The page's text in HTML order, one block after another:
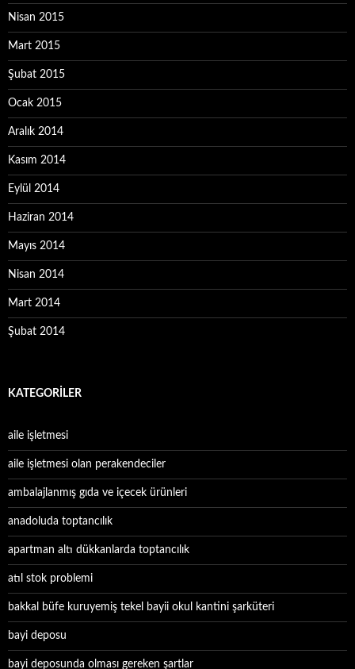
Nisan 2015
Mart 2015
Şubat 2015
Ocak 2015
Aralık 2014
Kasım 2014
Eylül 2014
Haziran 2014
Mayıs 2014
Nisan 2014
Mart 2014
Şubat 2014
KATEGORILER
aile işletmesi
aile işletmesi olan perakendeciler
ambalajlanmış gıda ve içecek ürünleri
anadoluda toptancılık
apartman altı dükkanlarda toptancılık
atıl stok problemi
bakkal büfe kuruyemiş tekel bayii okul kantini şarküteri
bayi deposu
bayi deposunda olması gereken şartlar